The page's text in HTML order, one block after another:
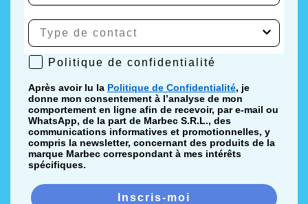
Politique de confidentialité
Politique de confidentialité
Après avoir lu la Politique de Confidentialité, je
donne mon consentement à l’analyse de mon
comportement en ligne afin de recevoir, par e-mail ou
WhatsApp, de la part de Marbec S.R.L., des
communications informatives et promotionnelles, y
compris la newsletter, concernant des produits de la
marque Marbec correspondant à mes intérêts
spécifiques.
Inscris-moi